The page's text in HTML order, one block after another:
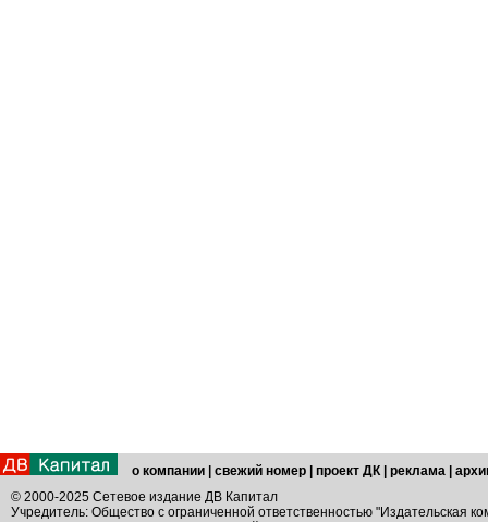
о компании свежий номер проект ДК реклама
© 2000-2025 Сетевое издание ДВ Капитал
Учредитель: Общество с ограниченной ответственностью "Издательская